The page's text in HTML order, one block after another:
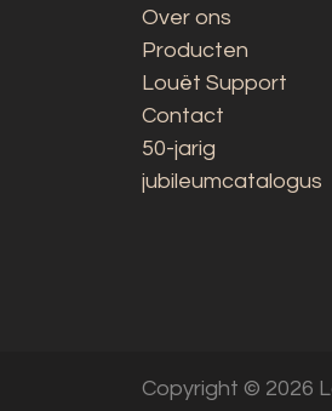
Over ons
Producten
Louët Support
Contact
50-jarig
jubileumcatalogus
Copyright © 2026